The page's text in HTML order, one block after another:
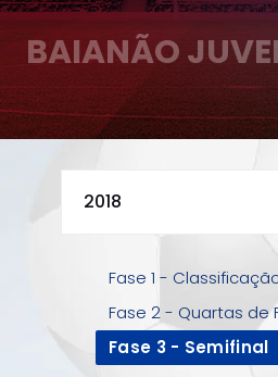
BAIANÃO
Fase 1 -
Fase 2 - Quartas de
Fase 3 - Semifinal